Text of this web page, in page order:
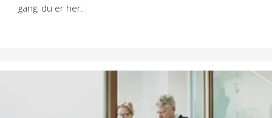
gang, du er her.